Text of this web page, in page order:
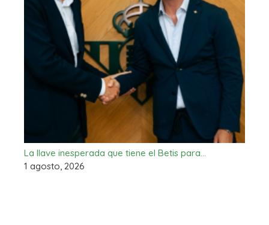
La llave inesperada que tiene el Betis para…
1 agosto, 2026